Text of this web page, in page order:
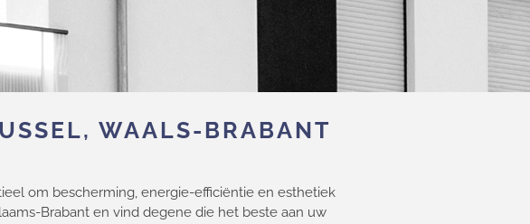
WAALS-BRABANT
om bescherming, energie-efficiëntie en esthetiek
Brabant en vind degene die het beste aan uw